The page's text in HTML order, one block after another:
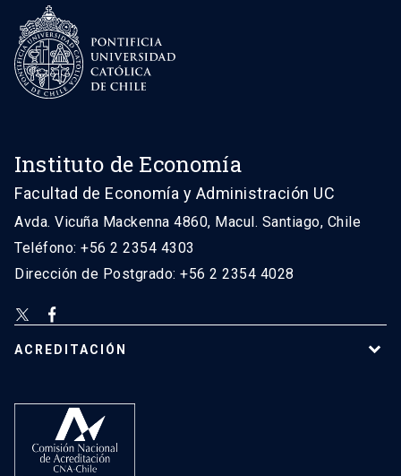
Instituto de Economía
Facultad de Economía y Administración UC
Avda. Vicuña Mackenna 4860, Macul. Santiago, Chile
Teléfono: +56 2 2354 4303
Dirección de Postgrado: +56 2 2354 4028
ACREDITACIÓN